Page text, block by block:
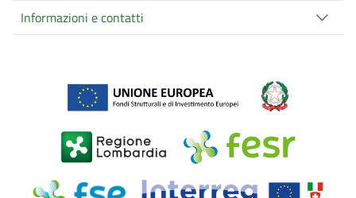
Informazioni e contatti